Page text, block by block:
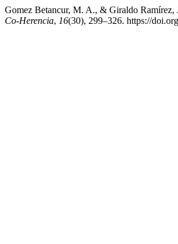
Gomez Betancur, M. A., & Giraldo Ramírez,
Co-Herencia, 16(30), 299–326. https://